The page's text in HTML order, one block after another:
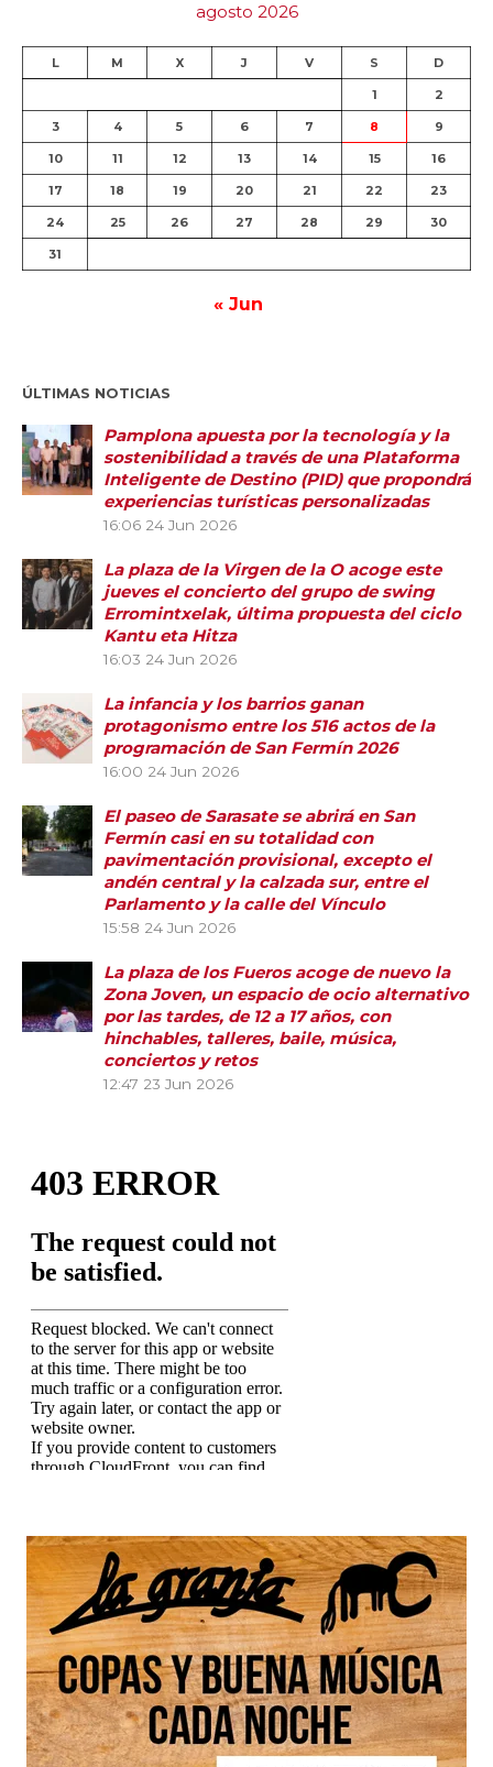
agosto 2026
L M X J V S D
1 2
3 4 5 6 7 8 9
10 11 12 13 14 15 16
17 18 19 20 21 22 23
24 25 26 27 28 29 30
31
« Jun
ÚLTIMAS NOTICIAS
Pamplona apuesta por la tecnología y la
sostenibilidad a través de una Plataforma
Inteligente de Destino (PID) que propondrá
experiencias turísticas personalizadas
16:06 24 Jun 2026
La plaza de la Virgen de la O acoge este
jueves el concierto del grupo de swing
Erromintxelak, última propuesta del ciclo
Kantu eta Hitza
16:03 24 Jun 2026
La infancia y los barrios ganan
protagonismo entre los 516 actos de la
programación de San Fermín 2026
16:00 24 Jun 2026
El paseo de Sarasate se abrirá en San
Fermín casi en su totalidad con
pavimentación provisional, excepto el
andén central y la calzada sur, entre el
Parlamento y la calle del Vínculo
15:58 24 Jun 2026
La plaza de los Fueros acoge de nuevo la
Zona Joven, un espacio de ocio alternativo
por las tardes, de 12 a 17 años, con
hinchables, talleres, baile, música,
conciertos y retos
12:47 23 Jun 2026